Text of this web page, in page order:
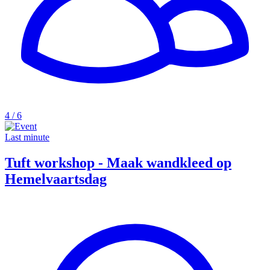
4 / 6
Last minute
Tuft workshop - Maak wandkleed op
Hemelvaartsdag